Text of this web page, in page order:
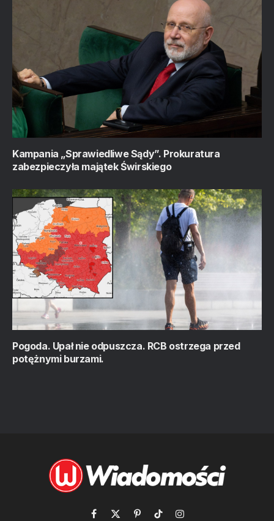
Kampania „Sprawiedliwe Sądy”. Prokuratura
zabezpieczyła majątek Świrskiego
Pogoda. Upał nie odpuszcza. RCB ostrzega przed
potężnymi burzami.